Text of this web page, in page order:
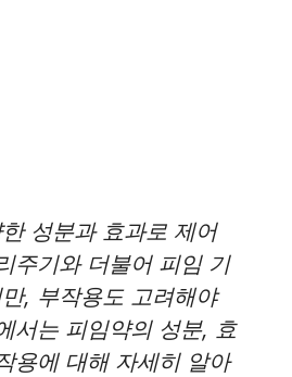
성분과 효과로 제어
주기와 더불어 피임 기
, 부작용도 고려해야
서는 피임약의 성분, 효
용에 대해 자세히 알아